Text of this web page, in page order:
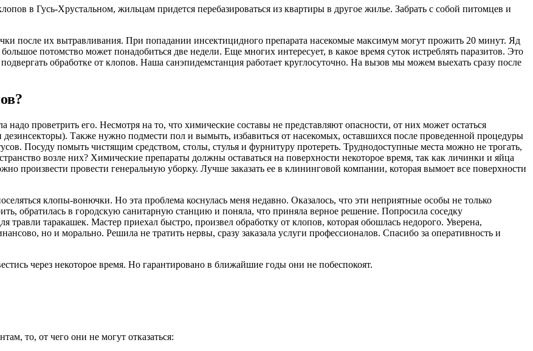
в Гусь-Хрустальном, жильцам придется перебазироваться из квартиры в другое жилье. Забрать с собой питомцев и
после их вытравливания. При попадании инсектицидного препарата насекомые максимум могут прожить 20 минут. Яд
потомство может понадобиться две недели. Еще многих интересует, в какое время суток истреблять паразитов. Это
обработке от клопов. Наша санэпидемстанция работает круглосуточно. На вызов мы можем выехать сразу после
проветрить его. Несмотря на то, что химические составы не представляют опасности, от них может остаться
Также нужно подмести пол и вымыть, избавиться от насекомых, оставшихся после проведенной процедуры
Посуду помыть чистящим средством, столы, стулья и фурнитуру протереть. Труднодоступные места можно не трогать,
возле них? Химические препараты должны оставаться на поверхности некоторое время, так как личинки и яйца
произвести провести генеральную уборку. Лучше заказать ее в клининговой компании, которая вымоет все поверхности
клопы-вонючки. Но эта проблема коснулась меня недавно. Оказалось, что эти неприятные особы не только
обратилась в городскую санитарную станцию и поняла, что приняла верное решение. Попросила соседку
травли таракашек. Мастер приехал быстро, произвел обработку от клопов, которая обошлась недорого. Уверена,
но и морально. Решила не тратить нервы, сразу заказала услуги профессионалов. Спасибо за оперативность и
через некоторое время. Но гарантировано в ближайшие годы они не побеспокоят.
то, от чего они не могут отказаться: